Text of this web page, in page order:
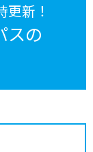
新！
スの